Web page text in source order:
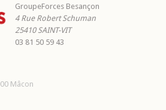
GroupeForces Besançon
4 Rue Robert Schuman
25410 SAINT-VIT
03 81 50 59 43
Mâcon